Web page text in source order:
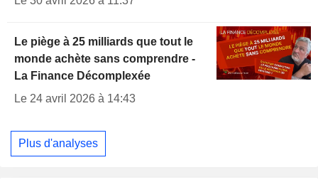
Le piège à 25 milliards que tout le
monde achète sans comprendre -
La Finance Décomplexée
Le 24 avril 2026 à 14:43
Plus d'analyses